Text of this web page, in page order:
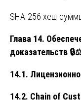
SHA-256 хеш-
Глава 14.
доказательств
14.1.
14.2. Chain of